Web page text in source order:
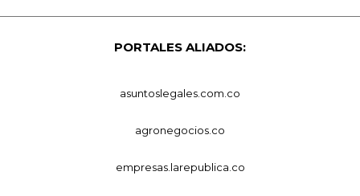
PORTALES ALIADOS:
asuntoslegales.com.co
agronegocios.co
empresas.larepublica.co